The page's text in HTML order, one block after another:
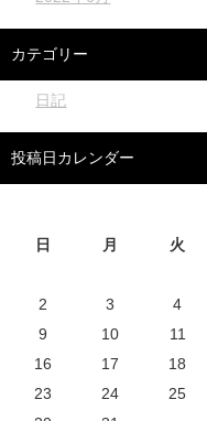
カテゴリー
日記
投稿日カレンダー
日
月 火
2
3 4
9
10 11
16
17 18
23
24 25